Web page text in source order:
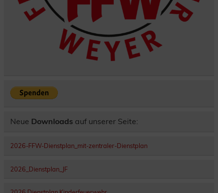
Neue Downloads auf unserer Seite:
2026-FFW-Dienstplan_mit-zentraler-Dienstplan
2026_Dienstplan_JF